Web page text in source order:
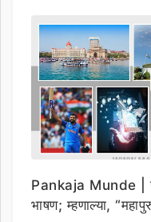
Pankaja Munde |
भाषण; म्हणाल्या,